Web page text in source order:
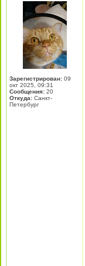
Зарегистрирован: 09
окт 2025, 09:31
Сообщения: 20
Откуда: Санкт-
Петербург